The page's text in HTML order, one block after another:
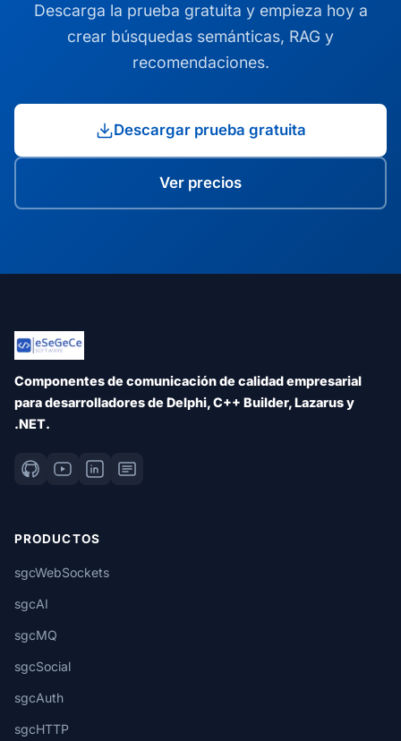
Descarga la prueba gratuita y empieza hoy a
crear búsquedas semánticas, RAG y
recomendaciones.
Descargar prueba gratuita
Ver precios
Componentes de comunicación de calidad empresarial
para desarrolladores de Delphi, C++ Builder, Lazarus y
.NET.
PRODUCTOS
sgcWebSockets
sgcAI
sgcMQ
sgcSocial
sgcAuth
sgcHTTP